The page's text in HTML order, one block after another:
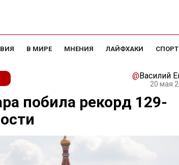
В МИРЕ МНЕНИЯ ЛАЙФХАКИ СПОРТ
@Василий
20 мая
побила рекорд 129-